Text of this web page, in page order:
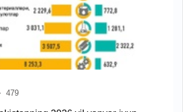
479